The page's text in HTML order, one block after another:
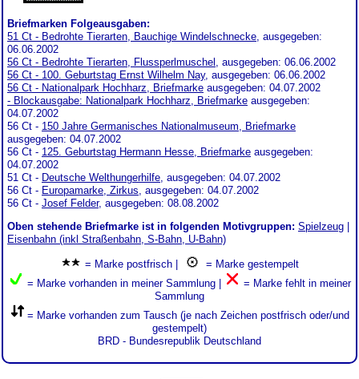
Briefmarken Folgeausgaben:
51 Ct - Bedrohte Tierarten, Bauchige Windelschnecke, ausgegeben:
06.06.2002
56 Ct - Bedrohte Tierarten, Flussperlmuschel , ausgegeben: 06.06.2002
56 Ct - 100. Geburtstag Ernst Wilhelm Nay, ausgegeben: 06.06.2002
56 Ct - Nationalpark Hochharz, Briefmarke ausgegeben: 04.07.2002
- Blockausgabe: Nationalpark Hochharz, Briefmarke ausgegeben:
04.07.2002
56 Ct - 150 Jahre Germanisches Nationalmuseum, Briefmarke
ausgegeben: 04.07.2002
56 Ct - 125. Geburtstag Hermann Hesse, Briefmarke ausgegeben:
04.07.2002
51 Ct - Deutsche Welthungerhilfe, ausgegeben: 04.07.2002
56 Ct - Europamarke, Zirkus, ausgegeben: 04.07.2002
56 Ct - Josef Felder, ausgegeben: 08.08.2002
Oben stehende Briefmarke ist in folgenden Motivgruppen: Spielzeug
Eisenbahn (inkl Straßenbahn, S-Bahn, U-Bahn)
= Marke postfrisch |
= Marke gestempelt
= Marke vorhanden in meiner Sammlung |
= Marke fehlt in meiner
Sammlung
= Marke vorhanden zum Tausch (je nach Zeichen postfrisch oder/und
gestempelt)
BRD - Bundesrepublik Deutschland